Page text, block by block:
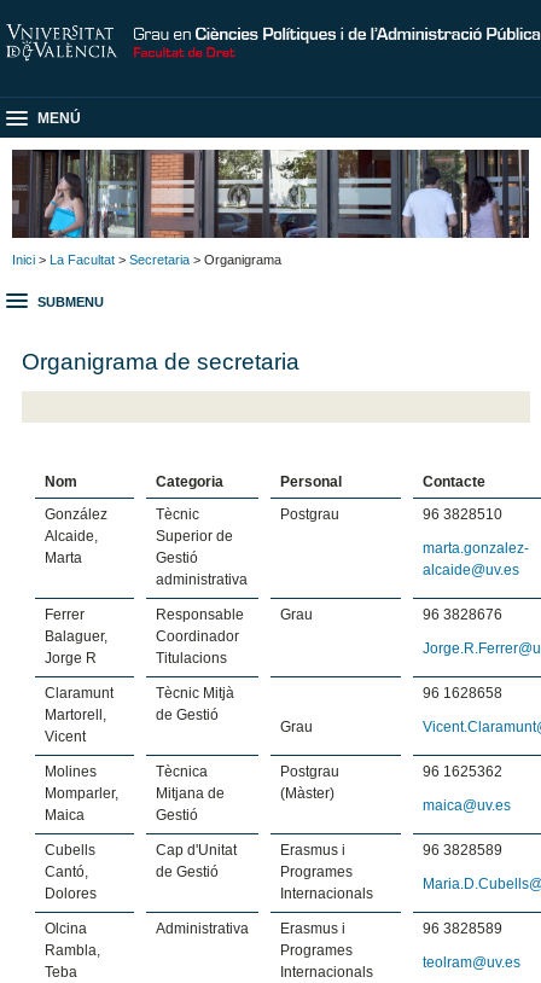
MENÚ
Inici > La Facultat > Secretaria > Organigrama
SUBMENU
Organigrama de secretaria
Nom Categoria Personal
Contacte
González
Alcaide,
Marta
Tècnic
Superior de
Gestió
administrativa
Postgrau
96 3828510
marta.gonzalez-
alcaide@uv.es
Ferrer
Balaguer,
Jorge R
Responsable
Coordinador
Titulacions
Grau
96 3828676
Claramunt
Martorell,
Vicent
Tècnic Mitjà
de Gestió
Grau
96 1628658
Molines
Momparler,
Maica
Tècnica
Mitjana de
Gestió
Postgrau
(Màster)
96 1625362
maica@uv.es
Cubells
Cantó,
Dolores
Cap d'Unitat
de Gestió
Erasmus i
Programes
Internacionals
96 3828589
Olcina
Rambla,
Teba
Administrativa
Erasmus i
Programes
Internacionals
96 3828589
teolram@uv.es